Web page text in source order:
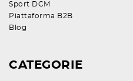
Sport DCM
Piattaforma B2B
Blog
CATEGORIE